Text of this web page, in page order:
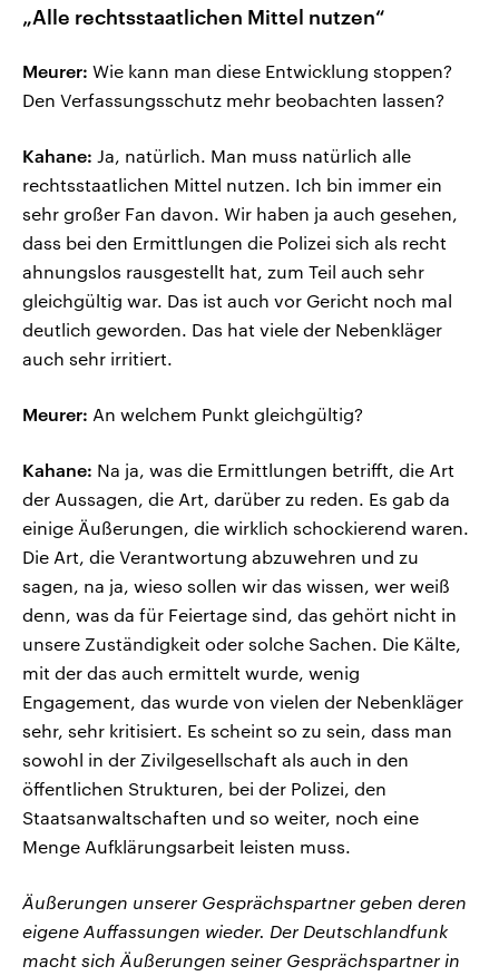
„Alle rechtsstaatlichen Mittel nutzen“
Meurer: Wie kann man diese Entwicklung stoppen?
Den Verfassungsschutz mehr beobachten lassen?
Kahane: Ja, natürlich. Man muss natürlich alle
rechtsstaatlichen Mittel nutzen. Ich bin immer ein
sehr großer Fan davon. Wir haben ja auch gesehen,
dass bei den Ermittlungen die Polizei sich als recht
ahnungslos rausgestellt hat, zum Teil auch sehr
gleichgültig war. Das ist auch vor Gericht noch mal
deutlich geworden. Das hat viele der Nebenkläger
auch sehr irritiert.
Meurer: An welchem Punkt gleichgültig?
Kahane: Na ja, was die Ermittlungen betrifft, die Art
der Aussagen, die Art, darüber zu reden. Es gab da
einige Äußerungen, die wirklich schockierend waren.
Die Art, die Verantwortung abzuwehren und zu
sagen, na ja, wieso sollen wir das wissen, wer weiß
denn, was da für Feiertage sind, das gehört nicht in
unsere Zuständigkeit oder solche Sachen. Die Kälte,
mit der das auch ermittelt wurde, wenig
Engagement, das wurde von vielen der Nebenkläger
sehr, sehr kritisiert. Es scheint so zu sein, dass man
sowohl in der Zivilgesellschaft als auch in den
öffentlichen Strukturen, bei der Polizei, den
Staatsanwaltschaften und so weiter, noch eine
Menge Aufklärungsarbeit leisten muss.
Äußerungen unserer Gesprächspartner geben deren
eigene Auffassungen wieder. Der Deutschlandfunk
macht sich Äußerungen seiner Gesprächspartner in